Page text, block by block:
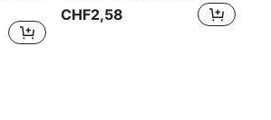
CHF2,58